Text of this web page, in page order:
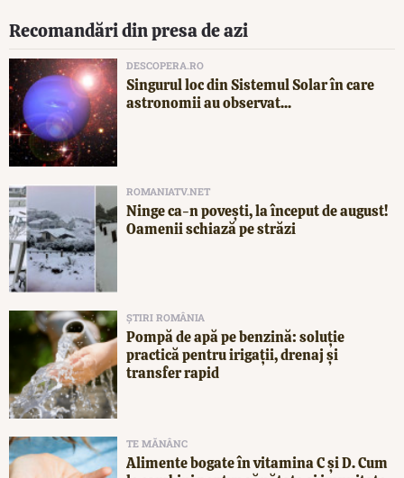
Recomandări din presa de azi
DESCOPERA.RO
Singurul loc din Sistemul Solar în care
astronomii au observat...
ROMANIATV.NET
Ninge ca-n povești, la început de august!
Oamenii schiază pe străzi
ȘTIRI ROMÂNIA
Pompă de apă pe benzină: soluție
practică pentru irigații, drenaj și
transfer rapid
TE MĂNÂNC
Alimente bogate în vitamina C și D. Cum